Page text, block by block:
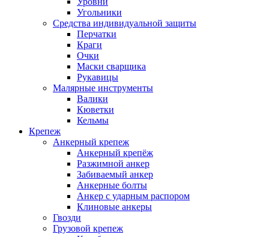
Угольники
Средства индивидуальной защиты
Перчатки
Краги
Очки
Маски сварщика
Рукавицы
Малярные инструменты
Валики
Кюветки
Кельмы
Крепеж
Анкерный крепеж
Анкерный крепёж
Разжимной анкер
Забиваемый анкер
Анкерные болты
Анкер с ударным распором
Клиновые анкеры
Гвозди
Грузовой крепеж